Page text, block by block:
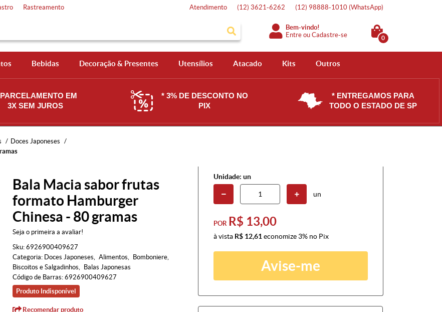
Rastreamento Atendimento (12) 3621-6262 (12) 98888-1010 (WhatsApp)
Bem-vindo!
Entre ouCadastre-se 0
Bebidas Decoração & Presentes Utensílios Atacado Kits Outros
EM
3X SEM JUROS
* 3% DE DESCONTO NO
PIX
* ENTREGAMOS PARA
TODO O ESTADO DE SP
Doces Japoneses
Bala Macia sabor frutas
formato Hamburger
Chinesa - 80 gramas
Seja o primeira a avaliar!
Sku: 6926900409627
Categoria: Doces Japoneses Alimentos
Bomboniere
Biscoitos e Salgadinhos
Balas Japonesas
Código de Barras: 6926900409627
Produto Indisponível
Recomendar produto
Unidade: un
un
POR R$ 13,00
à vista R$ 12,61 economize 3% no Pix
Avise-me